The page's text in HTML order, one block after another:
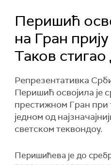
Перишић
на Гран
Таков
Репрезентативка
Перишић освојила је
престижном Гран при
једном од
светском теквондоу.
Перишићева је до